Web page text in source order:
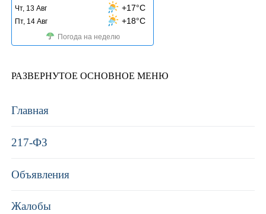
Чт, 13 Авг +17°C
Пт, 14 Авг +18°C
Погода на неделю
РАЗВЕРНУТОЕ ОСНОВНОЕ МЕНЮ
Главная
217-ФЗ
Объявления
Жалобы